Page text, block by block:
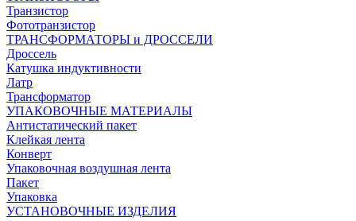
Транзистор
Фототранзистор
ТРАНСФОРМАТОРЫ и ДРОССЕЛИ
Дроссель
Катушка индуктивности
Латр
Трансформатор
УПАКОВОЧНЫЕ МАТЕРИАЛЫ
Антистатический пакет
Клейкая лента
Конверт
Упаковочная воздушная лента
Пакет
Упаковка
УСТАНОВОЧНЫЕ ИЗДЕЛИЯ